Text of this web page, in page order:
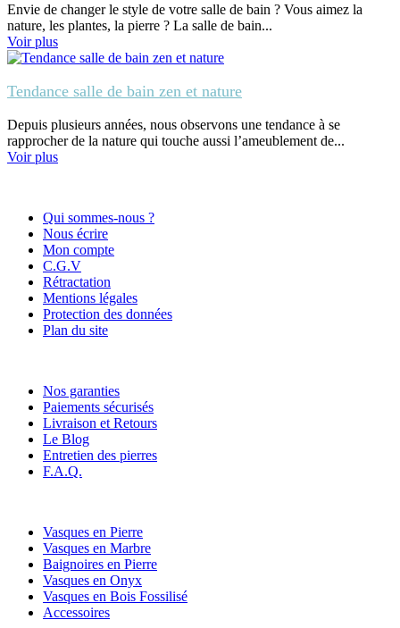
Envie de changer le style de votre salle de bain ? Vous aimez la
nature, les plantes, la pierre ? La salle de bain...
Voir plus
Tendance salle de bain zen et nature
Depuis plusieurs années, nous observons une tendance à se
rapprocher de la nature qui touche aussi l’ameublement de...
Voir plus
Qui sommes-nous ?
Nous écrire
Mon compte
C.G.V
Rétractation
Mentions légales
Protection des données
Plan du site
Nos garanties
Paiements sécurisés
Livraison et Retours
Le Blog
Entretien des pierres
F.A.Q.
Vasques en Pierre
Vasques en Marbre
Baignoires en Pierre
Vasques en Onyx
Vasques en Bois Fossilisé
Accessoires